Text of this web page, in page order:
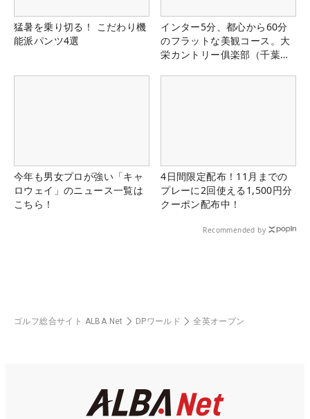
猛暑を乗り切る！ こだわり機
能派パンツ4選
インター5分、都心から60分
のフラットな美観コース。大
栄カントリー俱楽部（千葉
今年も男女プロが強い「キャ
ロウェイ」のニュース一覧は
こちら！
4日間限定配布！11月までの
プレーに2回使える1,500円分
クーポン配布中！
Recommended by
ゴルフ総合サイト ALBA Net DPワールド 全英オープン